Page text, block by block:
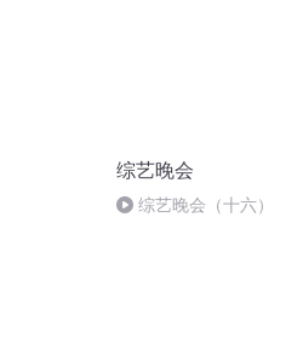
综艺晚会
综艺晚会（十六）